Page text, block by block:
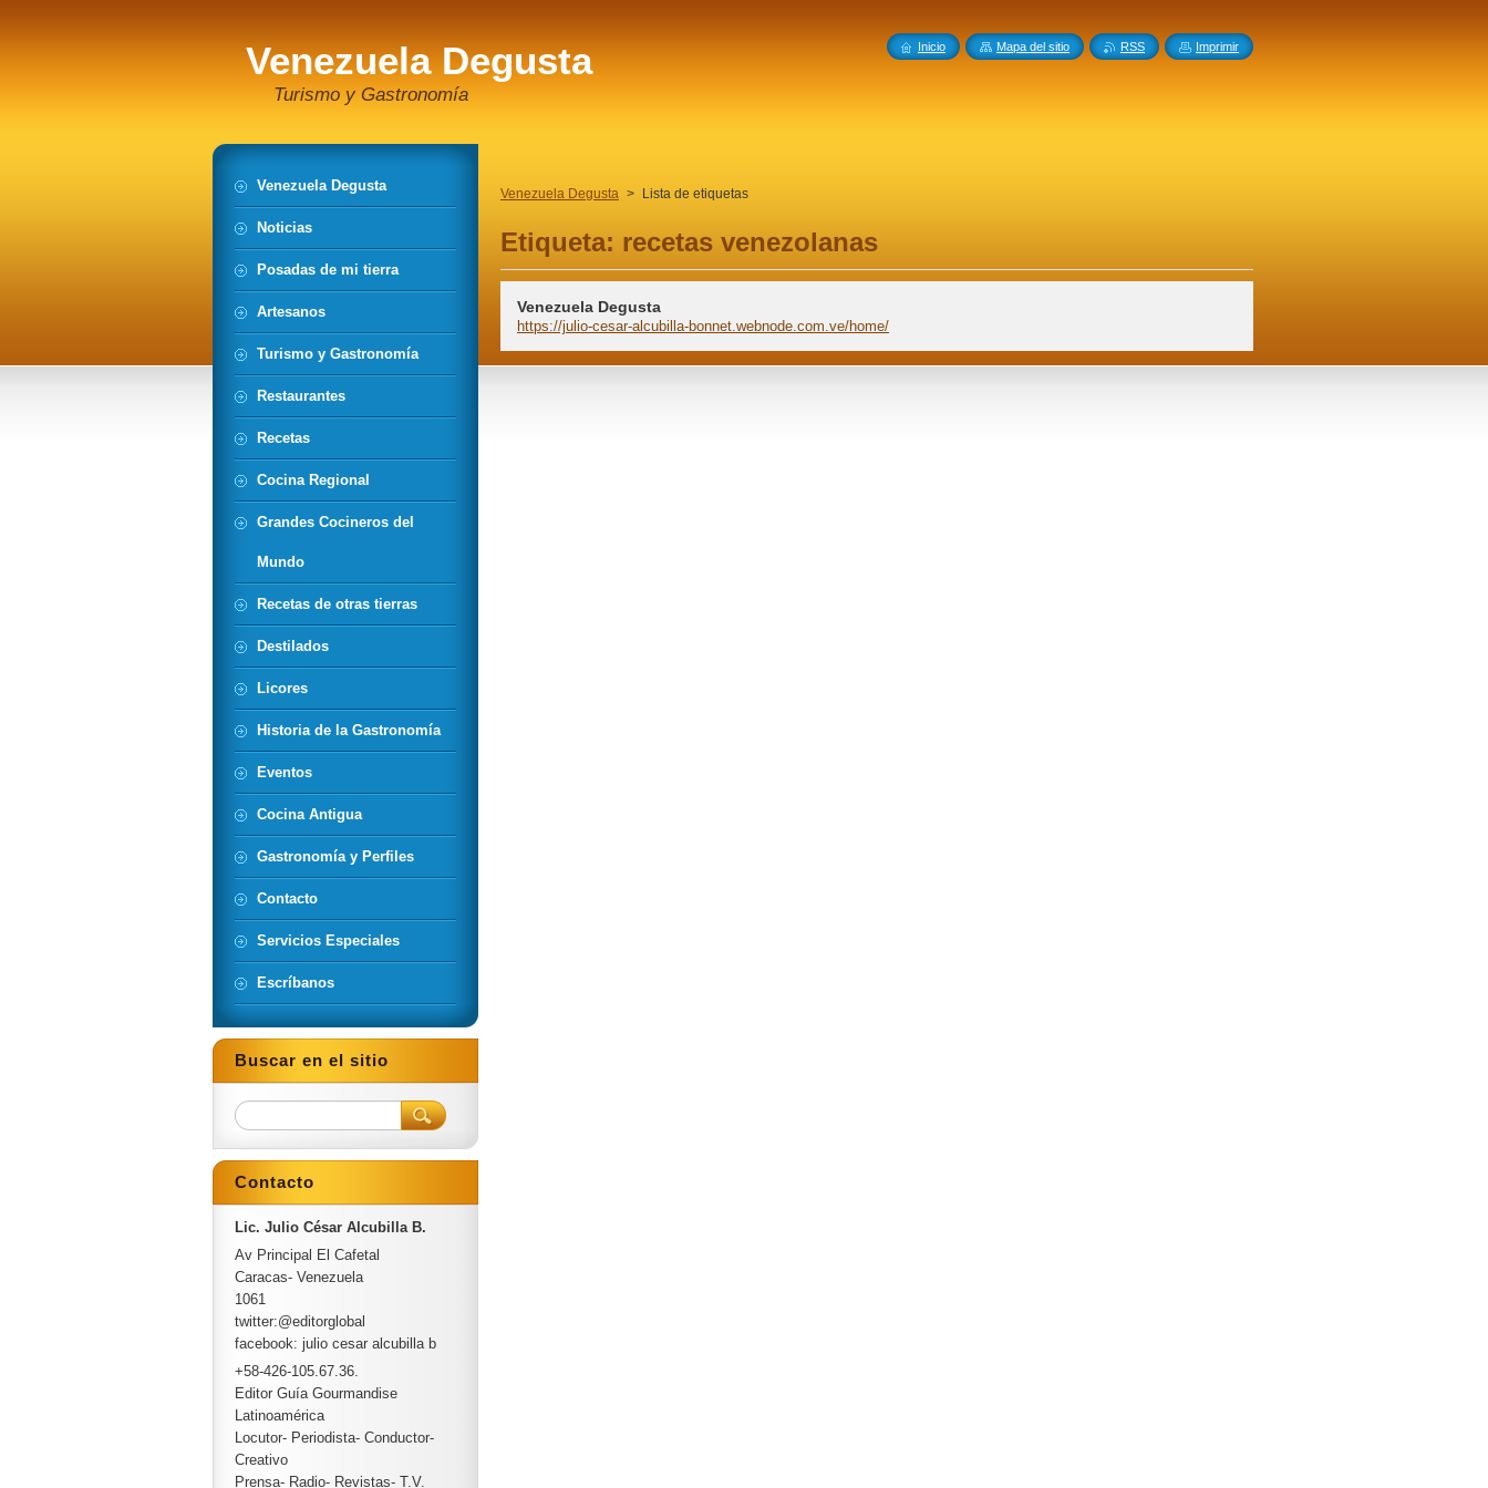
Venezuela Degusta
Turismo y Gastronomía
Venezuela Degusta > Lista de etiquetas
Etiqueta: recetas venezolanas
Venezuela Degusta
https://julio-cesar-alcubilla-bonnet.webnode.com.ve/home/
Venezuela Degusta
Noticias
Posadas de mi tierra
Artesanos
Turismo y Gastronomía
Restaurantes
Recetas
Cocina Regional
Grandes Cocineros del
Mundo
Recetas de otras tierras
Destilados
Licores
Historia de la Gastronomía
Eventos
Cocina Antigua
Gastronomía y Perfiles
Contacto
Servicios Especiales
Escríbanos
Buscar en el sitio
Contacto
Lic. Julio César Alcubilla B.
Av Principal El Cafetal
Caracas- Venezuela
1061
twitter:@editorglobal
facebook: julio cesar alcubilla b
+58-426-105.67.36.
Editor Guía Gourmandise
Latinoamérica
Locutor- Periodista- Conductor-
Creativo
Prensa- Radio- Revistas- T.V.
Inicio Mapa del sitio RSS Imprimir